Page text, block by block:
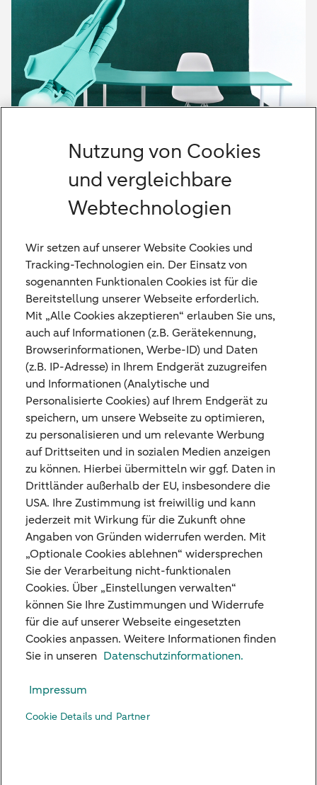
Berufseinstieg
Du hast schon erste Berufserfahrung?
Unternehmens- und Feedbackkultur kannst
du dich hier bestens weiterentwickeln.
Tauche tiefer in deinen Fachbereich ein und
spezialisiere dich, indem du weitere
praktische Erfahrungen sammelst.
Klingt interessant?
Wir freuen uns, dich kennenzulernen.
Jetzt bewerben
Unsere Niederlassungen
Standpunkte
Kontakt
Nutzung von Cookies
und vergleichbare
Webtechnologien
Wir setzen auf unserer Website Cookies und
Tracking-Technologien ein. Der Einsatz von
sogenannten Funktionalen Cookies ist für die
Bereitstellung unserer Webseite erforderlich.
Mit „Alle Cookies akzeptieren“ erlauben Sie uns,
auch auf Informationen (z.B. Gerätekennung,
Browserinformationen, Werbe-ID) und Daten
(z.B. IP-Adresse) in Ihrem Endgerät zuzugreifen
und Informationen (Analytische und
Personalisierte Cookies) auf Ihrem Endgerät zu
speichern, um unsere Webseite zu optimieren,
zu personalisieren und um relevante Werbung
auf Drittseiten und in sozialen Medien anzeigen
zu können. Hierbei übermitteln wir ggf. Daten in
Drittländer außerhalb der EU, insbesondere die
USA. Ihre Zustimmung ist freiwillig und kann
jederzeit mit Wirkung für die Zukunft ohne
Angaben von Gründen widerrufen werden. Mit
„Optionale Cookies ablehnen“ widersprechen
Sie der Verarbeitung nicht-funktionalen
Cookies. Über „Einstellungen verwalten“
können Sie Ihre Zustimmungen und Widerrufe
für die auf unserer Webseite eingesetzten
Cookies anpassen. Weitere Informationen finden
Sie in unseren Datenschutzinformationen.
Impressum
Cookie Details und Partner